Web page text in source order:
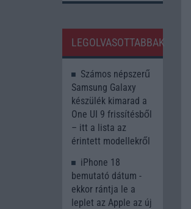
LEGOLVASOTTABBAK
Számos népszerű
Samsung Galaxy
készülék kimarad a
One UI 9 frissítésből
– itt a lista az
érintett modellekről
iPhone 18
bemutató dátum -
ekkor rántja le a
leplet az Apple az új